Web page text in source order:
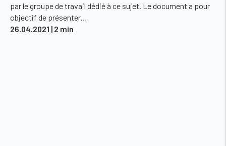
par le groupe de travail dédié à ce sujet. Le document a pour
objectif de présenter…
26.04.2021 | 2 min